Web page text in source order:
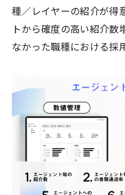
種／レイヤーの紹介が得
トから確度の高い紹介数
なかった職種における採